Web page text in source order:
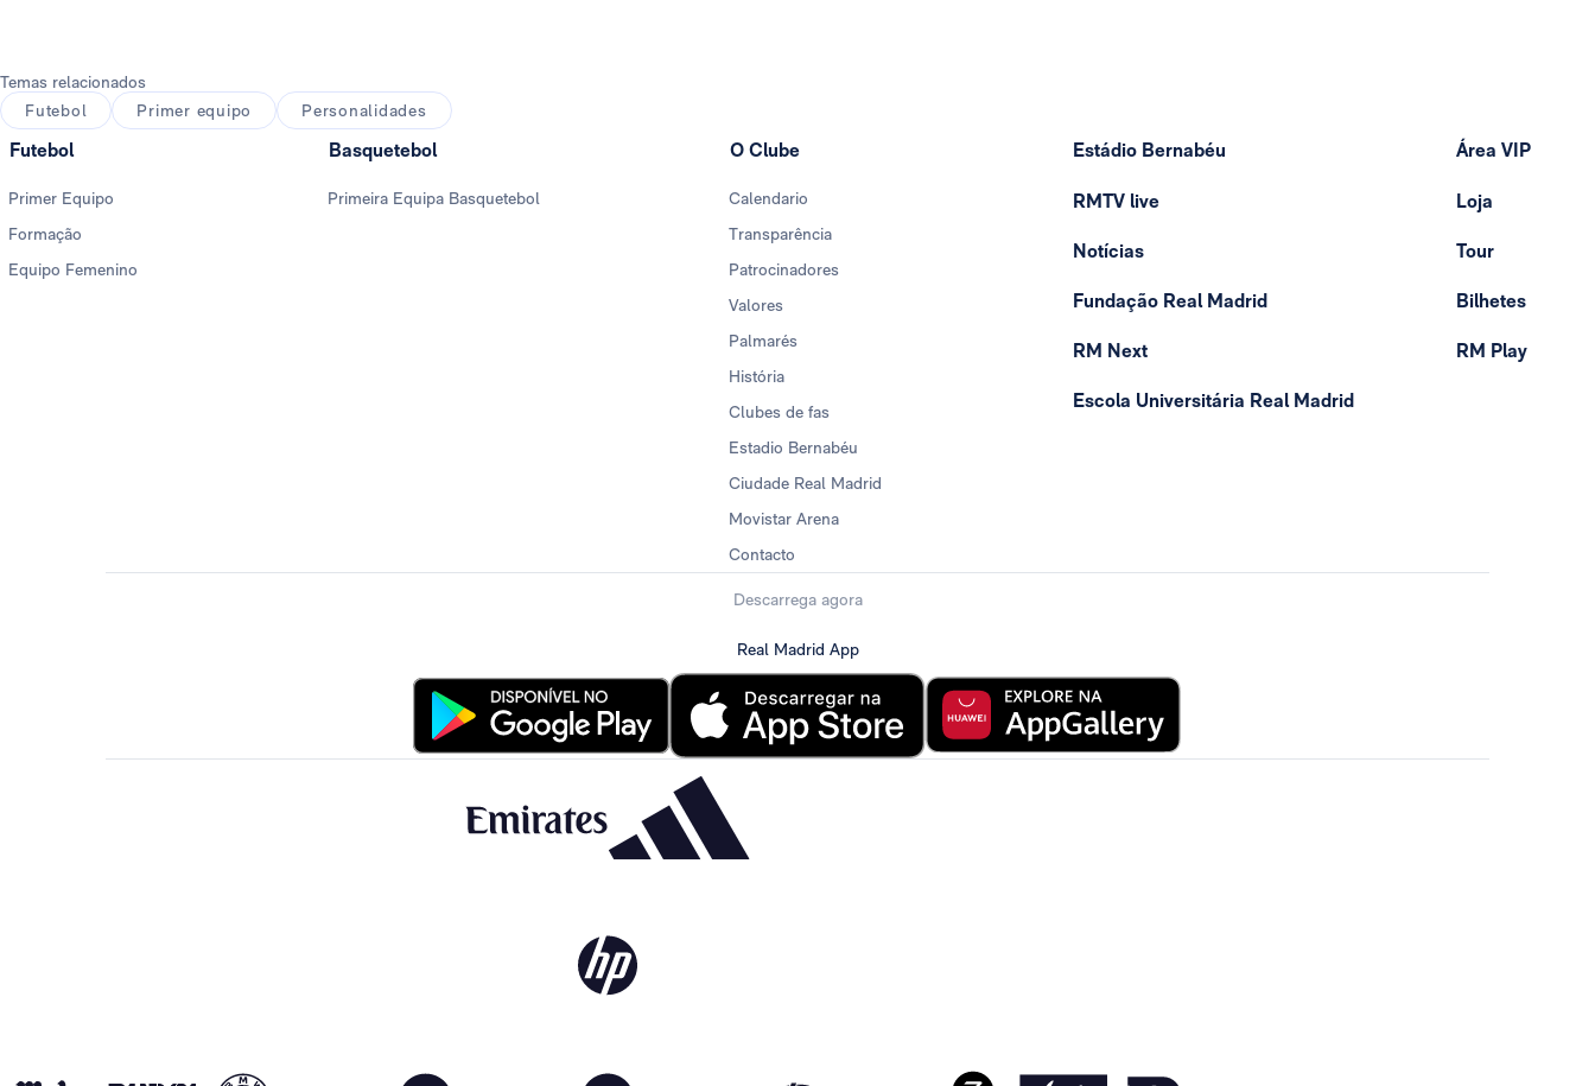
Temas relacionados
Futebol
Primer equipo Personalidades
Futebol
Primer Equipo
Formação
Equipo Femenino
Basquetebol
Primeira Equipa Basquetebol
O Clube
Calendario
Transparência
Patrocinadores
Valores
Palmarés
História
Clubes de fas
Estadio Bernabéu
Ciudade Real Madrid
Movistar Arena
Contacto
Estádio Bernabéu
RMTV live
Notícias
Fundação Real Madrid
RM Next
Escola Universitária Real Madrid
Área VIP
Loja
Tour
Bilhetes
RM Play
Descarrega agora
Real Madrid App